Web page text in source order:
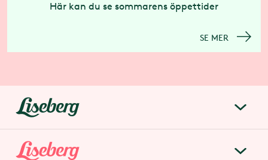
Här kan du se sommarens öppettider
SE MER
liseberg.se